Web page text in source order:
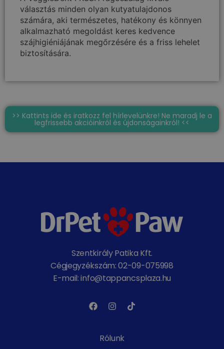
választás minden olyan kutyatulajdonos
számára, aki természetes, hatékony és könnyen
alkalmazható megoldást keres kedvence
szájhigiéniájának megőrzésére és a friss lehelet
biztosítására.
>> Kattints ide és iratkozz fel hírlevelünkre! Ne maradj le a
legfrissebb akcióinkról és újdonságainkról! <<
Szentkirály Patika Kft.
Cégjegyzékszám: 02-09-075998
E-mail: info@tappancsplaza.hu
Rólunk